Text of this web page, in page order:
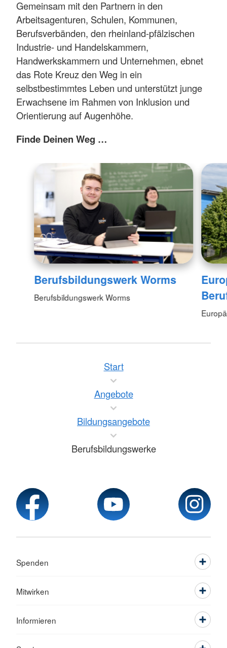
Gemeinsam mit den Partnern in den
Arbeitsagenturen, Schulen, Kommunen,
Berufsverbänden, den rheinland-pfälzischen
Industrie- und Handelskammern,
Handwerkskammern und Unternehmen, ebnet
das Rote Kreuz den Weg in ein
selbstbestimmtes Leben und unterstützt junge
Erwachsene im Rahmen von Inklusion und
Orientierung auf Augenhöhe.
Finde Deinen Weg …
Berufsbildungswerk Worms
Berufsbildungswerk Worms
Start
Angebote
Bildungsangebote
Berufsbildungswerke
Spenden
Mitwirken
Informieren